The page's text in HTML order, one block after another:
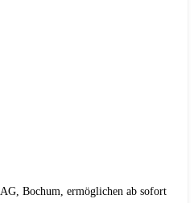
Bochum, ermöglichen ab sofort